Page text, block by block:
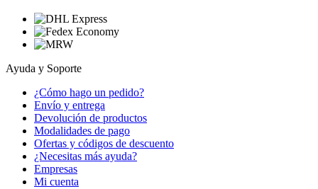
Ayuda y Soporte
¿Cómo hago un pedido?
Envío y entrega
Devolución de productos
Modalidades de pago
Ofertas y códigos de descuento
¿Necesitas más ayuda?
Empresas
Mi cuenta